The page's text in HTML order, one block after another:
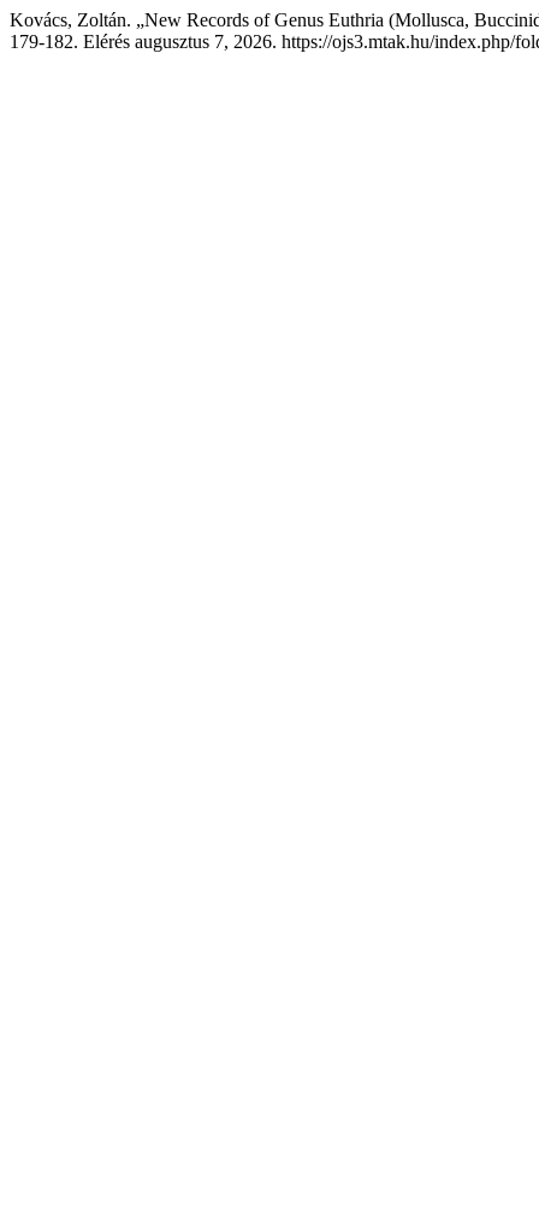
Kovács, Zoltán. „New Records of Genus Euthria (Mollusca,
179-182. Elérés augusztus 7, 2026. https://ojs3.mtak.hu/index.php/